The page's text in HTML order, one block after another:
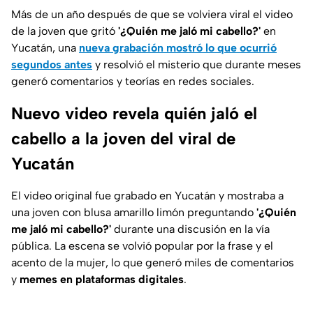
Más de un año después de que se volviera viral el video
de la joven que gritó '¿Quién me jaló mi cabello?' en
Yucatán, una nueva grabación mostró lo que ocurrió
segundos antes y resolvió el misterio que durante meses
generó comentarios y teorías en redes sociales.
Nuevo video revela quién jaló el
cabello a la joven del viral de
Yucatán
El video original fue grabado en Yucatán y mostraba a
una joven con blusa amarillo limón preguntando '¿Quién
me jaló mi cabello?' durante una discusión en la vía
pública. La escena se volvió popular por la frase y el
acento de la mujer, lo que generó miles de comentarios
y memes en plataformas digitales.